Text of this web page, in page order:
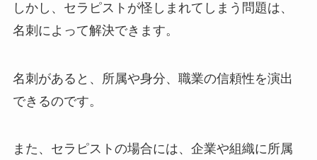
しかし、セラピストが怪しまれてしまう問題は、
名刺によって解決できます。
名刺があると、所属や身分、職業の信頼性を演出
できるのです。
また、セラピストの場合には、企業や組織に所属